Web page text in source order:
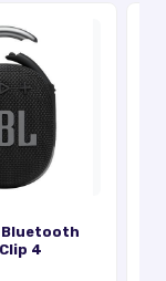
Bluetooth
4